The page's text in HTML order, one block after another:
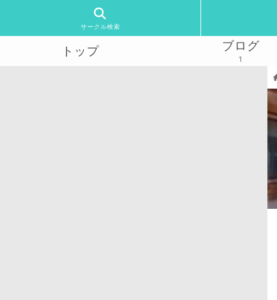
サークル検索
トップ ブログ
1